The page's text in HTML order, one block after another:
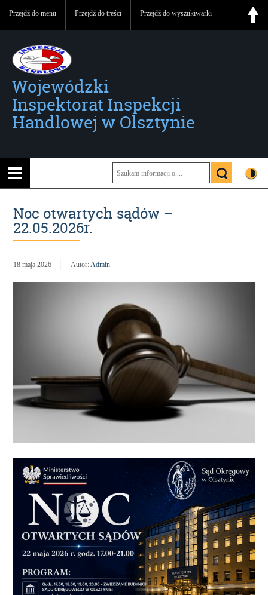
Przejdź do menu Przejdź do treści Przejdź do wyszukiwarki
Wojewódzki
Inspektorat Inspekcji
Handlowej w Olsztynie
Noc otwartych sądów –
22.05.2026r.
18 maja 2026 Autor:Admin